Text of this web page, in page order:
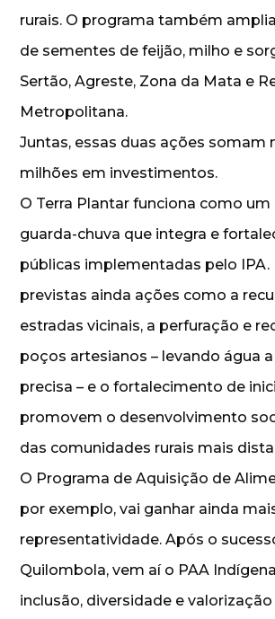
rurais. O programa também
de sementes de feijão, milho e
Sertão, Agreste, Zona da Mata e
Metropolitana.
Juntas, essas duas ações somam
milhões em investimentos.
O Terra Plantar funciona como um
guarda-chuva que integra e
públicas implementadas pelo IPA.
previstas ainda ações como a
estradas vicinais, a perfuração e
poços artesianos – levando água
precisa – e o fortalecimento de
promovem o desenvolvimento
das comunidades rurais mais
O Programa de Aquisição de
por exemplo, vai ganhar ainda
representatividade. Após o
Quilombola, vem aí o PAA
inclusão, diversidade e